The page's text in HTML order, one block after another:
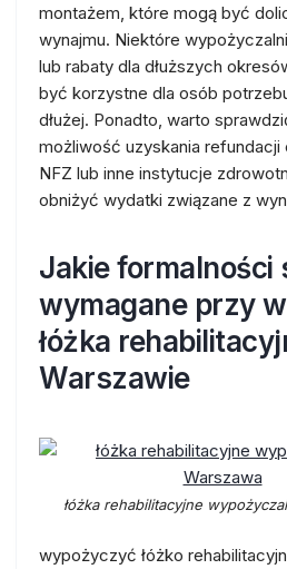
montażem, które mogą być
wynajmu. Niektóre
lub rabaty dla dłuższych
być korzystne dla osób
dłużej. Ponadto, warto
możliwość uzyskania
NFZ lub inne instytucje
obniżyć wydatki związane z
Jakie formalności
wymagane przy
łóżka
Warszawie
łóżka rehabilitacyjne
wypożyczyć łóżko